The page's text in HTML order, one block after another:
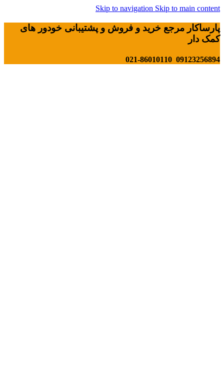
Skip to navigation Skip to main content
پارساکار مرجع خرید و فروش و پشتیبانی خودور های
کمک دار
09123256894 021-86010110